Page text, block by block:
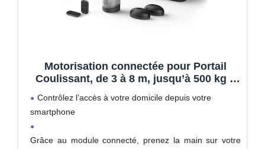
Motorisation connectée pour Portail
Coulissant, de 3 à 8 m, jusqu’à 500 kg –
dans Etre connecté avec
telecommandes, feu Clignotant et Jeu de
Contrôlez l’accès à votre domicile depuis votre
smartphone
Grâce au module connecté, prenez la main sur votre